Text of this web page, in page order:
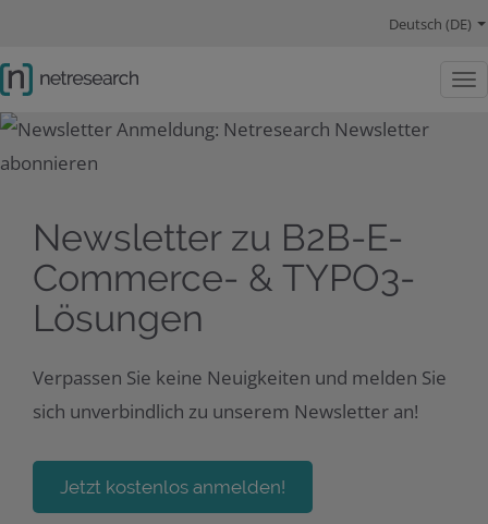
Deutsch (DE)
Newsletter zu B2B-E-
Commerce- & TYPO3-
Lösungen
Verpassen Sie keine Neuigkeiten und melden Sie
sich unverbindlich zu unserem Newsletter an!
Jetzt kostenlos anmelden!